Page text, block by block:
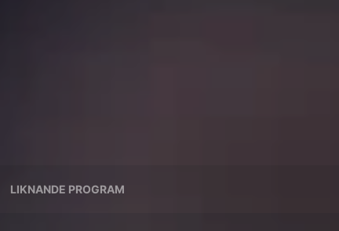
LIKNANDE PROGRAM